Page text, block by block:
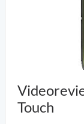
Touch